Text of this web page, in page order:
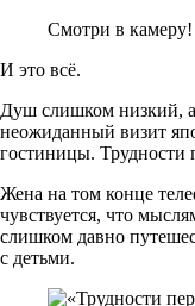
Смотри в
И это всё.
Душ слишком низкий,
неожиданный визит
гостиницы. Трудности
Жена на том конце
чувствуется, что
слишком давно
с детьми.